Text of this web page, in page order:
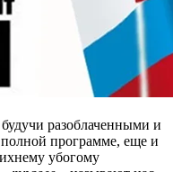
разоблаченными и
программе, еще и
убогому